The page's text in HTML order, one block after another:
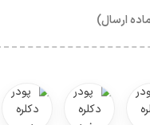
ارسال)